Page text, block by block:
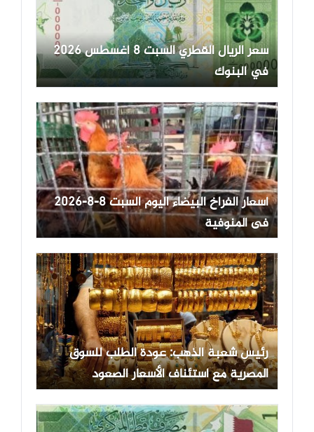
سعر الريال القطري السبت 8 أغسطس 2026
في البنوك
أسعار الفراخ البيضاء اليوم السبت 8-8-2026
فى المنوفية
رئيس شعبة الذهب: عودة الطلب للسوق
المصرية مع استئناف الأسعار الصعود